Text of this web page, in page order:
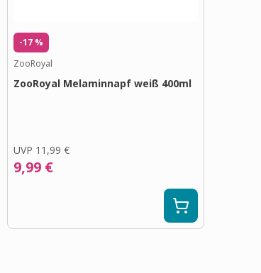
-17 %
ZooRoyal
ZooRoyal Melaminnapf weiß 400ml
UVP 11,99 €
9,99 €